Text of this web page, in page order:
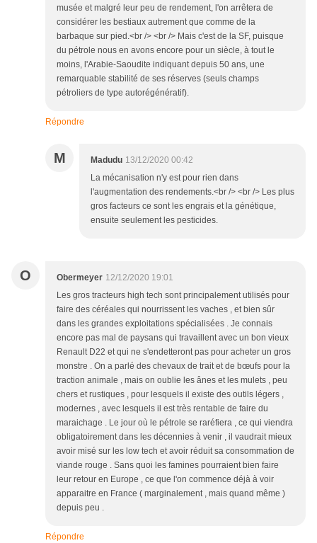
musée et malgré leur peu de rendement, l'on arrêtera de
considérer les bestiaux autrement que comme de la
barbaque sur pied.<br /> <br /> Mais c'est de la SF, puisque
du pétrole nous en avons encore pour un siècle, à tout le
moins, l'Arabie-Saoudite indiquant depuis 50 ans, une
remarquable stabilité de ses réserves (seuls champs
pétroliers de type autorégénératif).
Répondre
M Madudu 13/12/2020 00:42
La mécanisation n'y est pour rien dans
l'augmentation des rendements.<br /> <br /> Les plus
gros facteurs ce sont les engrais et la génétique,
ensuite seulement les pesticides.
O Obermeyer 12/12/2020 19:01
Les gros tracteurs high tech sont principalement utilisés pour
faire des céréales qui nourrissent les vaches , et bien sûr
dans les grandes exploitations spécialisées . Je connais
encore pas mal de paysans qui travaillent avec un bon vieux
Renault D22 et qui ne s'endetteront pas pour acheter un gros
monstre . On a parlé des chevaux de trait et de bœufs pour la
traction animale , mais on oublie les ânes et les mulets , peu
chers et rustiques , pour lesquels il existe des outils légers ,
modernes , avec lesquels il est très rentable de faire du
maraichage . Le jour où le pétrole se raréfiera , ce qui viendra
obligatoirement dans les décennies à venir , il vaudrait mieux
avoir misé sur les low tech et avoir réduit sa consommation de
viande rouge . Sans quoi les famines pourraient bien faire
leur retour en Europe , ce que l'on commence déjà à voir
apparaitre en France ( marginalement , mais quand même )
depuis peu .
Répondre